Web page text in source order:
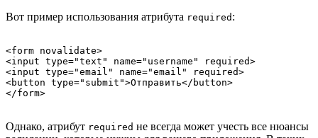
Вот пример использования атрибута required :
<form novalidate>
<input type="text" name="username" required>
<input type="email" name="email" required>
<button type="submit">Отправить</button>
Однако, атрибут required не всегда может учесть все нюансы